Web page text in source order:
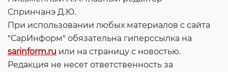
Спринчанэ Д.Ю.
При использовании любых материалов с сайта
"СарИнформ" обязательна гиперссылка на
sarinform.ru или на страницу с новостью.
Редакция не несет ответственность за